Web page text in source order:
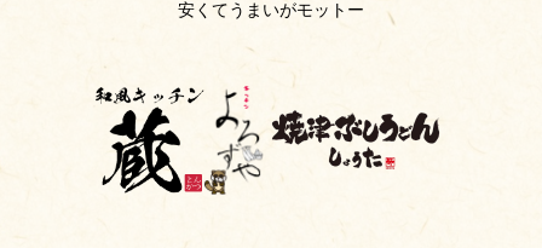
安くてうまいがモットー